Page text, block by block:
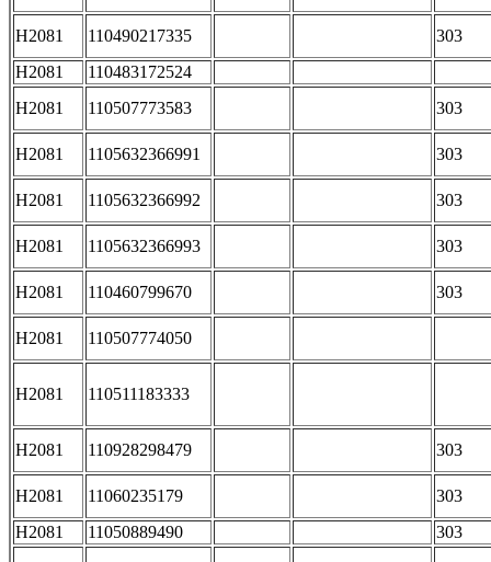
H2081 110490217335
303
H2081
110483172524
H2081
110507773583 303
H2081 1105632366991 303
H2081 1105632366992 303
H2081 1105632366993 303
H2081 110460799670 303
H2081 110507774050
H2081 110511183333
H2081 110928298479 303
H2081 11060235179
303
H2081
11050889490 303